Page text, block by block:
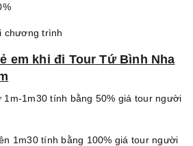
chương trình
em khi đi Tour Tứ Bình Nha
1m-1m30 tính bằng 50% giá tour người
1m30 tính bằng 100% giá tour người